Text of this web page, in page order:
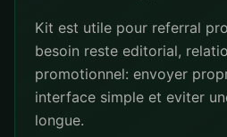
Kit est utile pour referral
besoin reste editorial,
promotionnel: envoyer
interface simple et eviter
longue.